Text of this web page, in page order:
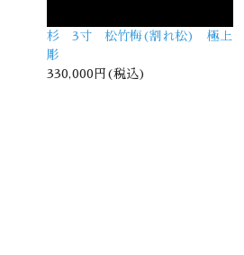
杉 3寸 松竹梅(割れ松) 極上
彫
330,000円(税込)